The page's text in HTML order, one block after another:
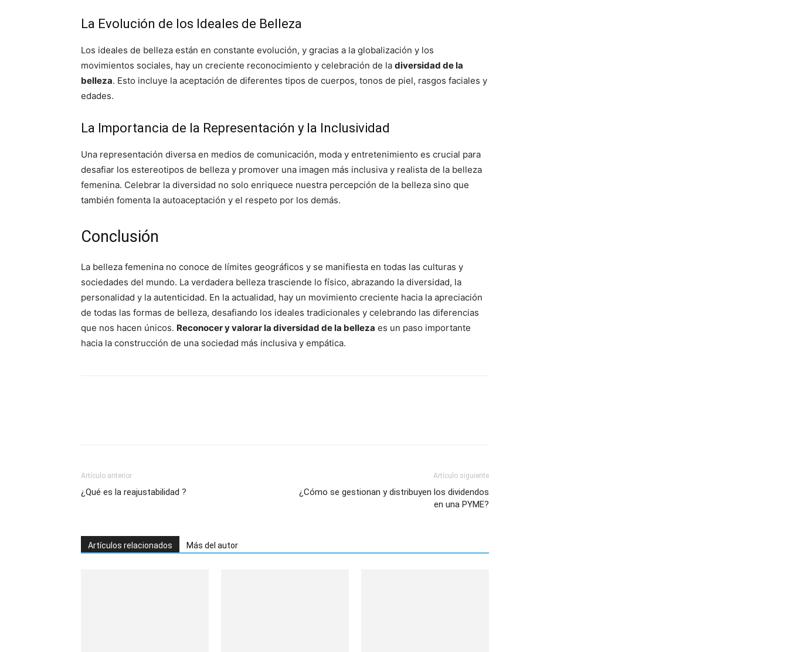
La Evolución de los Ideales de Belleza
Los ideales de belleza están en constante evolución, y gracias a la globalización y los
movimientos sociales, hay un creciente reconocimiento y celebración de la diversidad de la
belleza. Esto incluye la aceptación de diferentes tipos de cuerpos, tonos de piel, rasgos faciales y
edades.
La Importancia de la Representación y la Inclusividad
Una representación diversa en medios de comunicación, moda y entretenimiento es crucial para
desafiar los estereotipos de belleza y promover una imagen más inclusiva y realista de la belleza
femenina. Celebrar la diversidad no solo enriquece nuestra percepción de la belleza sino que
también fomenta la autoaceptación y el respeto por los demás.
Conclusión
La belleza femenina no conoce de límites geográficos y se manifiesta en todas las culturas y
sociedades del mundo. La verdadera belleza trasciende lo físico, abrazando la diversidad, la
personalidad y la autenticidad. En la actualidad, hay un movimiento creciente hacia la apreciación
de todas las formas de belleza, desafiando los ideales tradicionales y celebrando las diferencias
que nos hacen únicos. Reconocer y valorar la diversidad de la belleza es un paso importante
hacia la construcción de una sociedad más inclusiva y empática.
Artículo anterior
¿Qué es la reajustabilidad ?
Artículo siguiente
¿Cómo se gestionan y distribuyen los dividendos
en una PYME?
Artículos relacionados Más del autor